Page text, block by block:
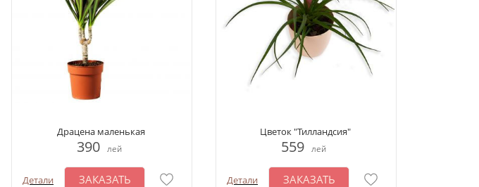
Драцена маленькая
390 лей
Детали ЗАКАЗАТЬ
Цветок "Тилландсия"
559 лей
Детали ЗАКАЗАТЬ